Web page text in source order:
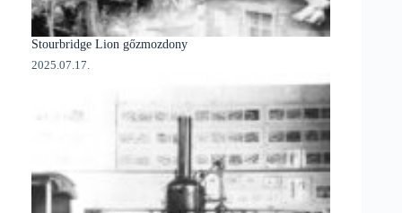
Stourbridge Lion gőzmozdony
2025.07.17.